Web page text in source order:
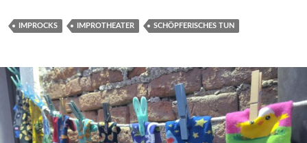
IMPROCKS IMPROTHEATER SCHÖPFERISCHES TUN